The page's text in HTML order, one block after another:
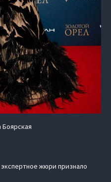
Боярская
жюри признало